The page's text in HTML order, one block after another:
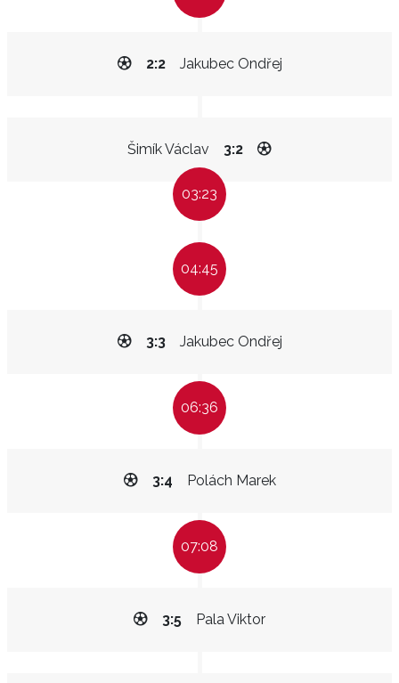
Jakubec Ondřej
2:2
Šimík Václav 3:2
03:23
04:45
Jakubec Ondřej
3:3
06:36
Polách Marek
3:4
07:08
Pala Viktor
3:5